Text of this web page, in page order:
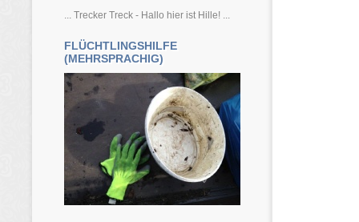
... Trecker Treck - Hallo hier ist Hille! ...
FLÜCHTLINGSHILFE
(MEHRSPRACHIG)